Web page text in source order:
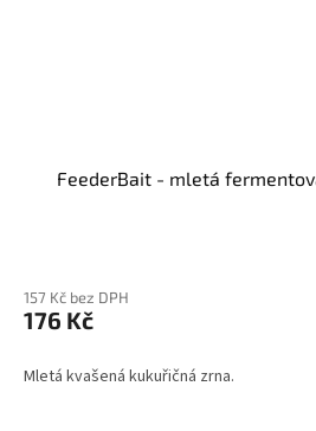
FeederBait - mletá
157 Kč bez DPH
176 Kč
Mletá kvašená kukuřičná zrna.